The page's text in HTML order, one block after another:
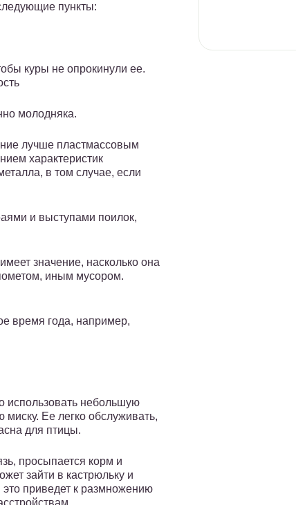
пункты:
куры не опрокинули ее.
молодняка.
лучше пластмассовым
характеристик
в том случае, если
и выступами поилок,
значение, насколько она
иным мусором.
время года, например,
использовать небольшую
Ее легко обслуживать,
для птицы.
просыпается корм и
зайти в кастрюльку и
это приведет к размножению